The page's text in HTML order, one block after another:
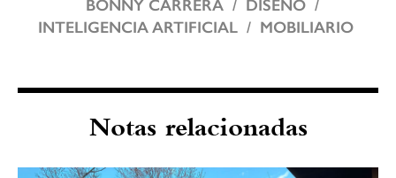
BONNY CARRERA
DISEÑO
INTELIGENCIA ARTIFICIAL
MOBILIARIO
Notas relacionadas